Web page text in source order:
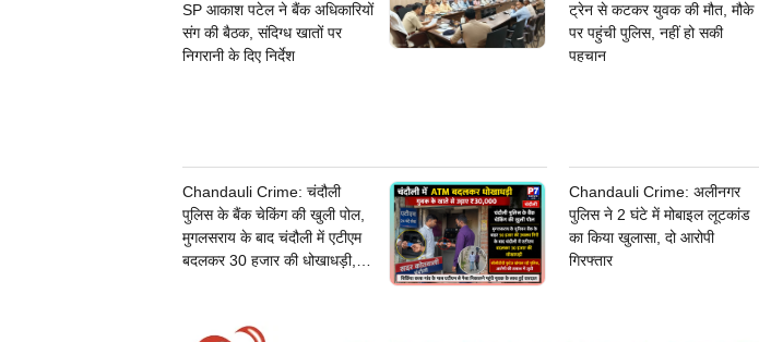
SP आकाश पटेल ने बैंक अधिकारियों
संग की बैठक, संदिग्ध खातों पर
निगरानी के दिए निर्देश
ट्रेन से कटकर युवक की मौत, मौके
पर पहुंची पुलिस, नहीं हो सकी
पहचान
Chandauli Crime: चंदौली
पुलिस के बैंक चेकिंग की खुली पोल,
मुगलसराय के बाद चंदौली में एटीएम
बदलकर 30 हजार की धोखाधड़ी,
Chandauli Crime: अलीनगर
पुलिस ने 2 घंटे में मोबाइल लूटकांड
का किया खुलासा, दो आरोपी
गिरफ्तार